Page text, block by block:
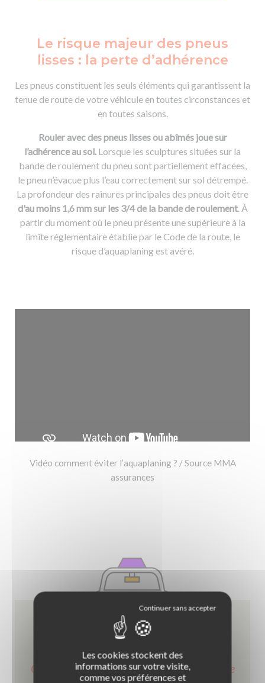
Le risque majeur des pneus
lisses : la perte d’adhérence
Les pneus constituent les seuls éléments qui garantissent la
tenue de route de votre véhicule en toutes circonstances et
en toutes saisons.
Rouler avec des pneus lisses ou abîmés joue sur
l’adhérence au sol.Lorsque les sculptures situées sur la
bande de roulement du pneu sont partiellement effacées,
le pneu n’évacue plus l’eau correctement sur sol détrempé.
La profondeur des rainures principales des pneus doit être
d'au moins 1,6 mm sur les 3/4 de la bande de roulement. À
partir du moment où le pneu présente une supérieure à la
limite réglementaire établie par le Code de la route, le
risque d’aquaplaning est avéré.
Vidéo comment éviter l’aquaplaning ? / Source MMA
assurances
Comment conduire sous la pluie, en cas de
Les cookies stockent des
informations sur votre visite,
comme vos préférences et